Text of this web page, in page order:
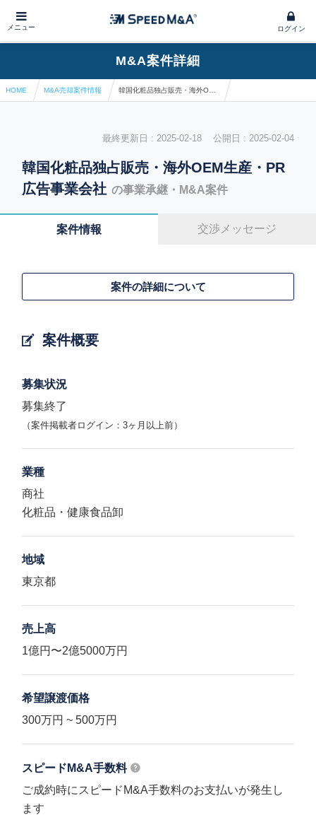
メニュー ログイン
M&A案件詳細
HOME M&A売却案件情報
最終更新日 : 2025-02-18 公開日 : 2025-02-04
韓国化粧品独占販売・海外OEM生産・PR
広告事業会社 の事業承継・M&A案件
案件情報 交渉メッセージ
案件概要
案件の詳細について
募集状況
募集終了
（案件掲載者ログイン：3ヶ月以上前）
業種
商社
化粧品・健康食品卸
地域
東京都
売上高
1億円〜2億5000万円
希望譲渡価格
300万円 ~ 500万円
スピードM&A手数料
ご成約時にスピードM&A手数料のお支払いが発生し
ます